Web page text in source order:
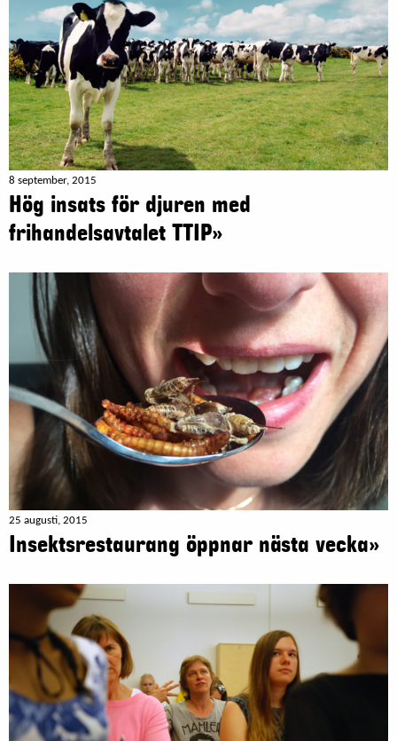
8 september, 2015
Hög insats för djuren med
frihandelsavtalet TTIP»
25 augusti, 2015
Insektsrestaurang öppnar nästa vecka»